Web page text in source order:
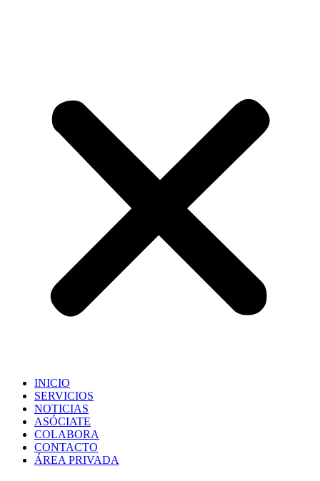
INICIO
SERVICIOS
NOTICIAS
ASÓCIATE
COLABORA
CONTACTO
ÁREA PRIVADA